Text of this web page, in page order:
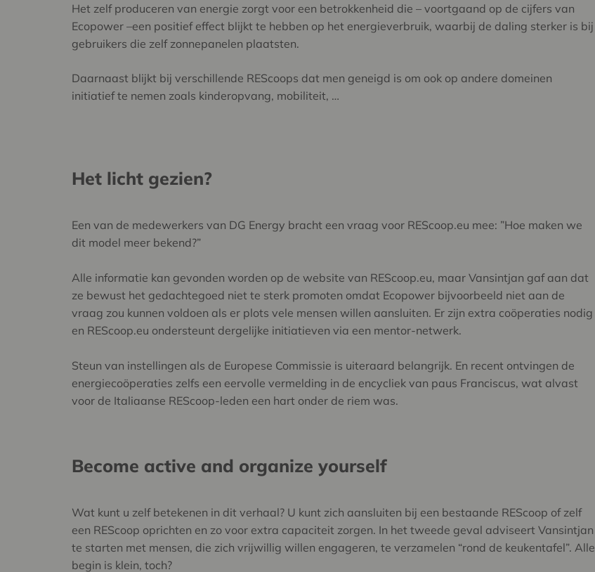
Het zelf produceren van energie zorgt voor een betrokkenheid die – voortgaand op de cijfers van
Ecopower –een positief effect blijkt te hebben op het energieverbruik, waarbij de daling sterker is bij
gebruikers die zelf zonnepanelen plaatsten.
Daarnaast blijkt bij verschillende REScoops dat men geneigd is om ook op andere domeinen
initiatief te nemen zoals kinderopvang, mobiliteit, …
Het licht gezien?
Een van de medewerkers van DG Energy bracht een vraag voor REScoop.eu mee: ”Hoe maken we
dit model meer bekend?”
Alle informatie kan gevonden worden op de website van REScoop.eu, maar Vansintjan gaf aan dat
ze bewust het gedachtegoed niet te sterk promoten omdat Ecopower bijvoorbeeld niet aan de
vraag zou kunnen voldoen als er plots vele mensen willen aansluiten. Er zijn extra coöperaties nodig
en REScoop.eu ondersteunt dergelijke initiatieven via een mentor-netwerk.
Steun van instellingen als de Europese Commissie is uiteraard belangrijk. En recent ontvingen de
energiecoöperaties zelfs een eervolle vermelding in de encycliek van paus Franciscus, wat alvast
voor de Italiaanse REScoop-leden een hart onder de riem was.
Become active and organize yourself
Wat kunt u zelf betekenen in dit verhaal? U kunt zich aansluiten bij een bestaande REScoop of zelf
een REScoop oprichten en zo voor extra capaciteit zorgen. In het tweede geval adviseert Vansintjan
te starten met mensen, die zich vrijwillig willen engageren, te verzamelen “rond de keukentafel”. Alle
begin is klein, toch?